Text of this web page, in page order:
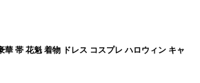
帯 花魁 着物 ドレス コスプレ ハロウィン キャ